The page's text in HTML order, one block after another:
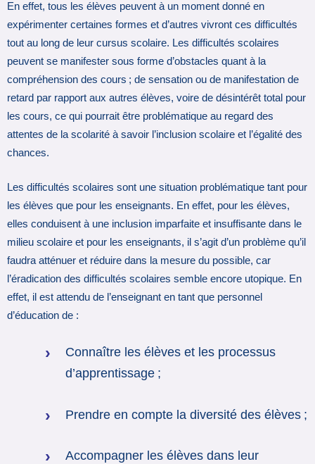
En effet, tous les élèves peuvent à un moment donné en
expérimenter certaines formes et d’autres vivront ces difficultés
tout au long de leur cursus scolaire. Les difficultés scolaires
peuvent se manifester sous forme d’obstacles quant à la
compréhension des cours ; de sensation ou de manifestation de
retard par rapport aux autres élèves, voire de désintérêt total pour
les cours, ce qui pourrait être problématique au regard des
attentes de la scolarité à savoir l’inclusion scolaire et l’égalité des
chances.
Les difficultés scolaires sont une situation problématique tant pour
les élèves que pour les enseignants. En effet, pour les élèves,
elles conduisent à une inclusion imparfaite et insuffisante dans le
milieu scolaire et pour les enseignants, il s’agit d’un problème qu’il
faudra atténuer et réduire dans la mesure du possible, car
l’éradication des difficultés scolaires semble encore utopique. En
effet, il est attendu de l’enseignant en tant que personnel
d’éducation de :
Connaître les élèves et les processus
d’apprentissage ;
Prendre en compte la diversité des élèves ;
Accompagner les élèves dans leur